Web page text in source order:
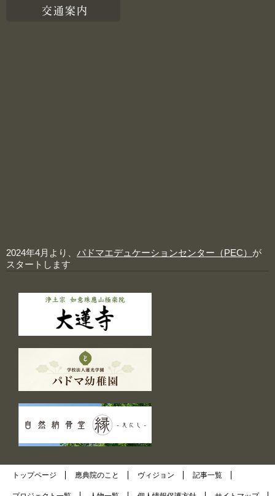
交通案内
2024年4月より、 パドマエデュケーションセンター（PEC） が
スタートします
トップページ 應典院のこと ヴィジョン 記事一覧